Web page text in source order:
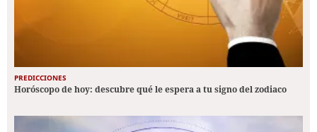
PREDICCIONES
Horóscopo de hoy: descubre qué le espera a tu signo del zodiaco